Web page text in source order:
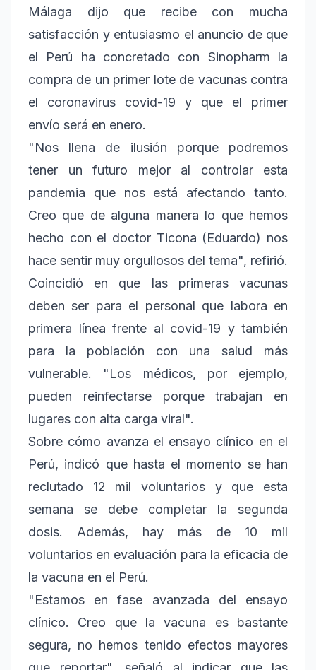
Málaga dijo que recibe con mucha
satisfacción y entusiasmo el anuncio de que
el Perú ha concretado con Sinopharm la
compra de un primer lote de vacunas contra
el coronavirus covid-19 y que el primer
envío será en enero.
"Nos llena de ilusión porque podremos
tener un futuro mejor al controlar esta
pandemia que nos está afectando tanto.
Creo que de alguna manera lo que hemos
hecho con el doctor Ticona (Eduardo) nos
hace sentir muy orgullosos del tema", refirió.
Coincidió en que las primeras vacunas
deben ser para el personal que labora en
primera línea frente al covid-19 y también
para la población con una salud más
vulnerable. "Los médicos, por ejemplo,
pueden reinfectarse porque trabajan en
lugares con alta carga viral".
Sobre cómo avanza el ensayo clínico en el
Perú, indicó que hasta el momento se han
reclutado 12 mil voluntarios y que esta
semana se debe completar la segunda
dosis. Además, hay más de 10 mil
voluntarios en evaluación para la eficacia de
la vacuna en el Perú.
"Estamos en fase avanzada del ensayo
clínico. Creo que la vacuna es bastante
segura, no hemos tenido efectos mayores